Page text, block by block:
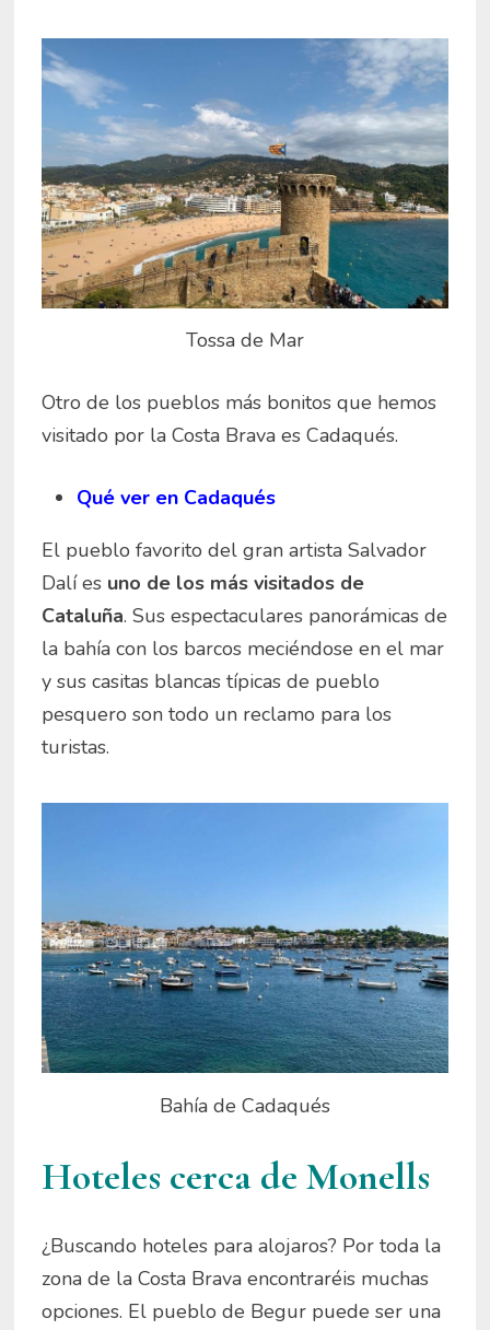
Tossa de Mar
Otro de los pueblos más bonitos que hemos
visitado por la Costa Brava es Cadaqués.
Qué ver en Cadaqués
El pueblo favorito del gran artista Salvador
Dalí es uno de los más visitados de
Cataluña. Sus espectaculares panorámicas de
la bahía con los barcos meciéndose en el mar
y sus casitas blancas típicas de pueblo
pesquero son todo un reclamo para los
turistas.
Bahía de Cadaqués
Hoteles cerca de Monells
¿Buscando hoteles para alojaros? Por toda la
zona de la Costa Brava encontraréis muchas
opciones. El pueblo de Begur puede ser una